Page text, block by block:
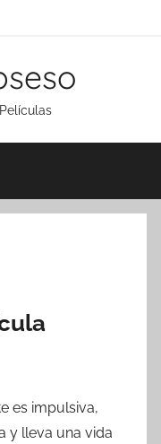
es impulsiva,
y lleva una vida